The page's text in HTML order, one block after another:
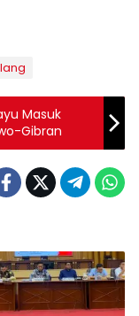
Masuk
Gibran